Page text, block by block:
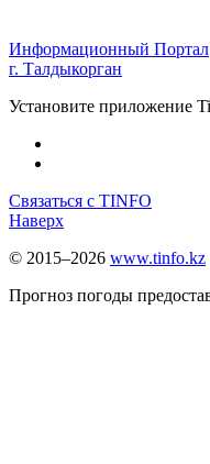
Информационный Портал
г. Талдыкорган
Установите приложение
Связаться с TINFO
Наверх
© 2015–2026 www.tinfo.kz
Прогноз погоды